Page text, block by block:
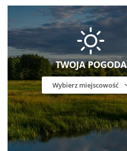
TWOJA POGODA
Wybierz miejscowość